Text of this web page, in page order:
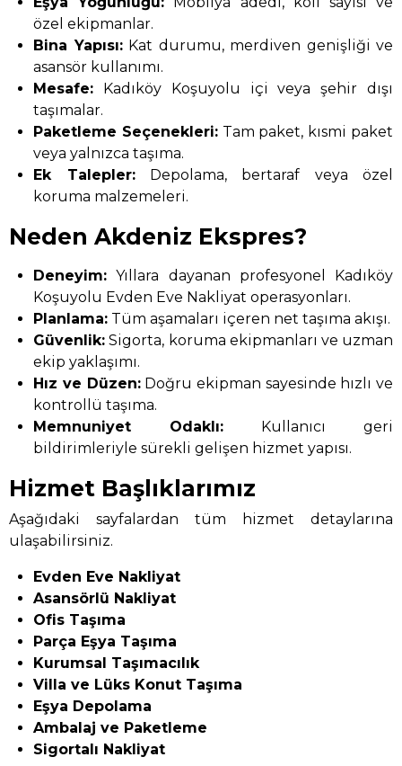
özel ekipmanlar.
Bina Yapısı:Kat durumu, merdiven genişliği ve
asansör kullanımı.
Mesafe: Kadıköy Koşuyolu içi veya şehir dışı
taşımalar.
Paketleme Seçenekleri:Tam paket, kısmi paket
veya yalnızca taşıma.
Ek Talepler:Depolama, bertaraf veya özel
koruma malzemeleri.
Neden Akdeniz Ekspres?
Deneyim: Yıllara dayanan profesyonel Kadıköy
Koşuyolu Evden Eve Nakliyat operasyonları.
Planlama: Tüm aşamaları içeren net taşıma akışı.
Güvenlik: Sigorta, koruma ekipmanları ve uzman
ekip yaklaşımı.
Hız ve Düzen:Doğru ekipman sayesinde hızlı ve
kontrollü taşıma.
Memnuniyet Odaklı: Kullanıcı geri
bildirimleriyle sürekli gelişen hizmet yapısı.
Hizmet Başlıklarımız
Aşağıdaki sayfalardan tüm hizmet detaylarına
ulaşabilirsiniz.
Evden Eve Nakliyat
Asansörlü Nakliyat
Ofis Taşıma
Parça Eşya Taşıma
Kurumsal Taşımacılık
Villa ve Lüks Konut Taşıma
Eşya Depolama
Ambalaj ve Paketleme
Sigortalı Nakliyat